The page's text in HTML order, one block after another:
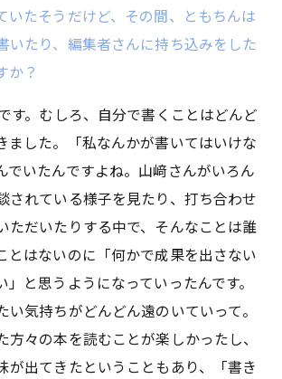
いたそうだけど、その間、ともちんは
いたり、編集者さんに持ち込みをした
か？
す。むしろ、自分で書くことはどんど
ました。「私なんかが書いてはいけな
でいたんですよね。山﨑さんがいろん
されている様子を見たり、打ち合わせ
ただいたりする中で、そんなことは誰
とはないのに「何かで成果を出さない
」と思うようになっていったんです。
い気持ちがどんどん遠のいていって。
方々の本を読むことが楽しかったし、
が出てきたということもあり、「書き